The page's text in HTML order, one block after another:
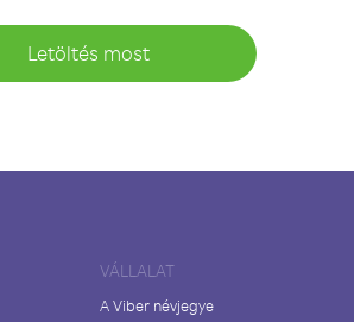
Letöltés most
VÁLLALAT
A Viber névjegye